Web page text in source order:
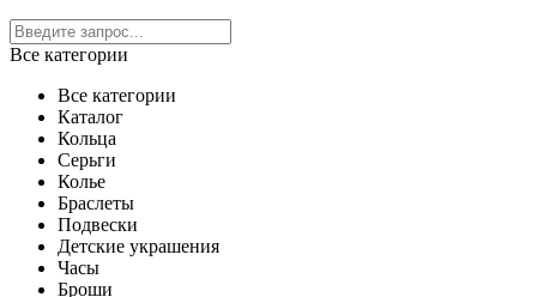
Все категории
Все категории
Каталог
Кольца
Серьги
Колье
Браслеты
Подвески
Детские украшения
Часы
Броши